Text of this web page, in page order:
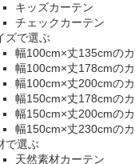
キッズカーテン
チェックカーテン
ズで選ぶ
幅100cm×丈135cmの
幅100cm×丈178cmの
幅100cm×丈200cmの
幅150cm×丈178cmの
幅150cm×丈200cmの
幅150cm×丈230cmの
で選ぶ
天然素材カーテン